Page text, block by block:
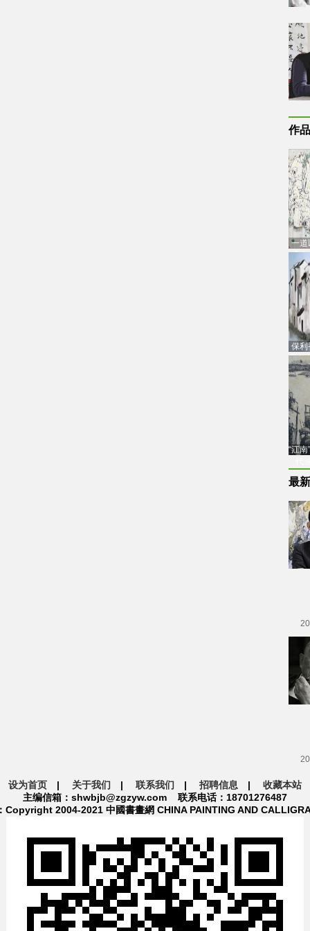
作
一道
通古
保利
品估
“江
最
设为首页 | 关于我们 | 联系我们 | 招聘信息 | 收藏本站
主编信箱：shwbjb@zgzyw.com 联系电话：18701276487
Copyright 2004-2021 中國書畫網 CHINA PAINTING AND